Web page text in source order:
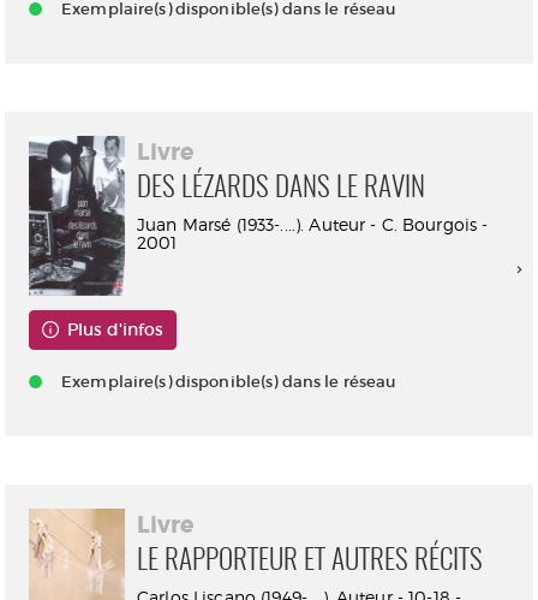
Exemplaire(s) disponible(s) dans le réseau
Livre
DES LÉZARDS DANS LE RAVIN
Juan Marsé (1933-....). Auteur - C. Bourgois -
2001
Plus d'infos
Exemplaire(s) disponible(s) dans le réseau
Livre
LE RAPPORTEUR ET AUTRES RÉCITS